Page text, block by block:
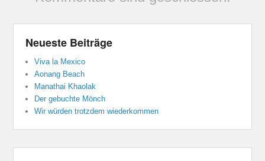
Neueste Beiträge
Viva la Mexico
Aonang Beach
Manathai Khaolak
Der gebuchte Mönch
Wir würden trotzdem wiederkommen